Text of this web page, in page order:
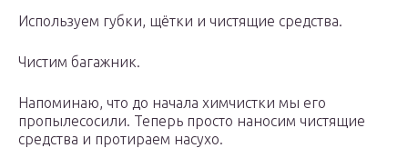
Используем губки, щётки и чистящие средства.
Чистим багажник.
Напоминаю, что до начала химчистки мы его
пропылесосили. Теперь просто наносим чистящие
средства и протираем насухо.